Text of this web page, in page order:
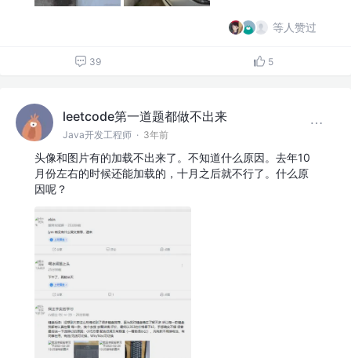
等人赞过
39 5
leetcode第一道题都做不出来
Java开发工程师 · 3年前
头像和图片有的加载不出来了。不知道什么原因。去年10
月份左右的时候还能加载的，十月之后就不行了。什么原
因呢？